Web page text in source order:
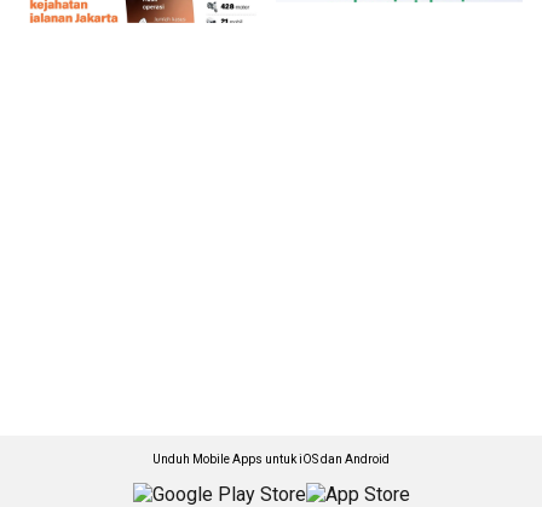
Unduh Mobile Apps untuk iOS dan Android